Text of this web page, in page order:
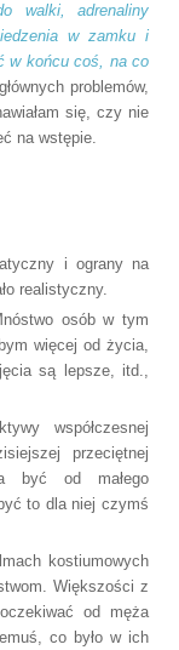
walki, adrenaliny
w zamku i
w końcu coś, na co
problemów,
się, czy nie
na wstępie.
i ograny na
realistyczny.
osób w tym
więcej od życia,
są lepsze, itd.,
współczesnej
przeciętnej
być od małego
to dla niej czymś
kostiumowych
Większości z
od męża
co było w ich